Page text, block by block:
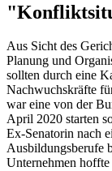
Aus Sicht des
Planung und
sollten durch eine
Nachwuchskräfte
war eine von der
April 2020 starten
Ex-Senatorin nach
Ausbildungsberufe
Unternehmen